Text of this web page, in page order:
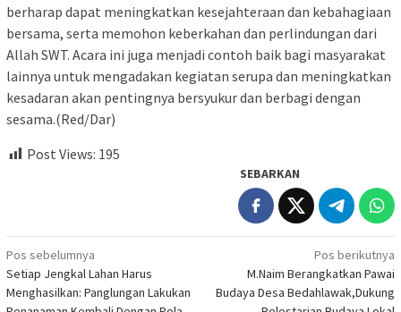
berharap dapat meningkatkan kesejahteraan dan kebahagiaan
bersama, serta memohon keberkahan dan perlindungan dari
Allah SWT. Acara ini juga menjadi contoh baik bagi masyarakat
lainnya untuk mengadakan kegiatan serupa dan meningkatkan
kesadaran akan pentingnya bersyukur dan berbagi dengan
sesama.(Red/Dar)
Post Views: 195
SEBARKAN
Navigasi
pos
Pos sebelumnya
Setiap Jengkal Lahan Harus
Menghasilkan: Panglungan Lakukan
Pos berikutnya
M.Naim Berangkatkan Pawai
Budaya Desa Bedahlawak,Dukung